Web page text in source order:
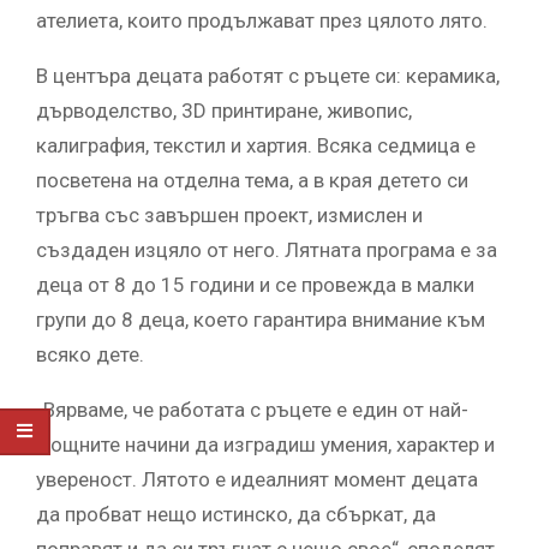
ателиета, които продължават през цялото лято.
В центъра децата работят с ръцете си: керамика,
дърводелство, 3D принтиране, живопис,
калиграфия, текстил и хартия. Всяка седмица е
посветена на отделна тема, а в края детето си
тръгва със завършен проект, измислен и
създаден изцяло от него. Лятната програма е за
деца от 8 до 15 години и се провежда в малки
групи до 8 деца, което гарантира внимание към
всяко дете.
„Вярваме, че работата с ръцете е един от най-
мощните начини да изградиш умения, характер и
увереност. Лятото е идеалният момент децата
да пробват нещо истинско, да сбъркат, да